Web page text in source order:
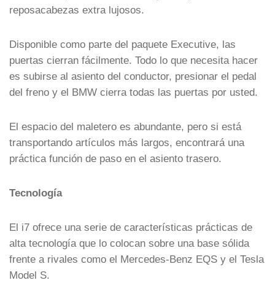
reposacabezas extra lujosos.
Disponible como parte del paquete Executive, las
puertas cierran fácilmente. Todo lo que necesita hacer
es subirse al asiento del conductor, presionar el pedal
del freno y el BMW cierra todas las puertas por usted.
El espacio del maletero es abundante, pero si está
transportando artículos más largos, encontrará una
práctica función de paso en el asiento trasero.
Tecnología
El i7 ofrece una serie de características prácticas de
alta tecnología que lo colocan sobre una base sólida
frente a rivales como el Mercedes-Benz EQS y el Tesla
Model S.